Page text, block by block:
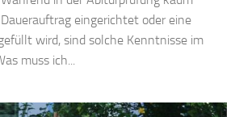
eingerichtet oder eine
wird, sind solche Kenntnisse im
muss ich...